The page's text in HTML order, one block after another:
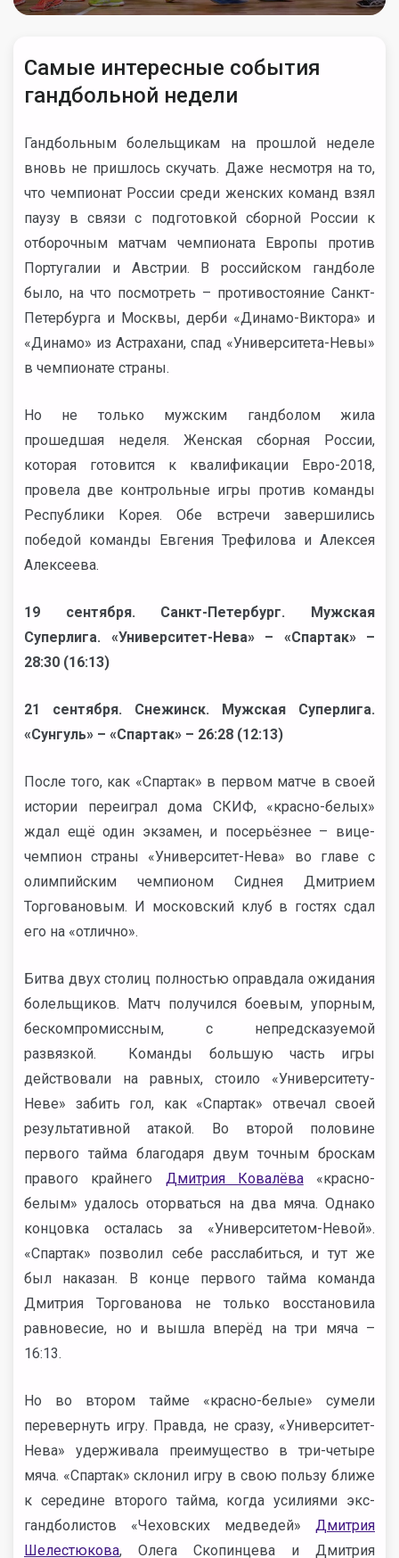
Самые интересные события
гандбольной недели
Гандбольным болельщикам на прошлой неделе
вновь не пришлось скучать. Даже несмотря на то,
что чемпионат России среди женских команд взял
паузу в связи с подготовкой сборной России к
отборочным матчам чемпионата Европы против
Португалии и Австрии. В российском гандболе
было, на что посмотреть – противостояние Санкт-
Петербурга и Москвы, дерби «Динамо-Виктора» и
«Динамо» из Астрахани, спад «Университета-Невы»
в чемпионате страны.
Но не только мужским гандболом жила
прошедшая неделя. Женская сборная России,
которая готовится к квалификации Евро-2018,
провела две контрольные игры против команды
Республики Корея. Обе встречи завершились
победой команды Евгения Трефилова и Алексея
Алексеева.
19 сентября. Санкт-Петербург. Мужская
Суперлига. «Университет-Нева» – «Спартак» –
28:30 (16:13)
21 сентября. Снежинск. Мужская Суперлига.
«Сунгуль» – «Спартак» – 26:28 (12:13)
После того, как «Спартак» в первом матче в своей
истории переиграл дома СКИФ, «красно-белых»
ждал ещё один экзамен, и посерьёзнее – вице-
чемпион страны «Университет-Нева» во главе с
олимпийским чемпионом Сиднея Дмитрием
Торговановым. И московский клуб в гостях сдал
его на «отлично».
Битва двух столиц полностью оправдала ожидания
болельщиков. Матч получился боевым, упорным,
бескомпромиссным, с непредсказуемой
развязкой. Команды большую часть игры
действовали на равных, стоило «Университету-
Неве» забить гол, как «Спартак» отвечал своей
результативной атакой. Во второй половине
первого тайма благодаря двум точным броскам
правого крайнего Дмитрия Ковалёва«красно-
белым» удалось оторваться на два мяча. Однако
концовка осталась за «Университетом-Невой».
«Спартак» позволил себе расслабиться, и тут же
был наказан. В конце первого тайма команда
Дмитрия Торгованова не только восстановила
равновесие, но и вышла вперёд на три мяча –
16:13.
Но во втором тайме «красно-белые» сумели
перевернуть игру. Правда, не сразу, «Университет-
Нева» удерживала преимущество в три-четыре
мяча. «Спартак» склонил игру в свою пользу ближе
к середине второго тайма, когда усилиями экс-
гандболистов «Чеховских медведей» Дмитрия
Шелестюкова, Олега Скопинцева и Дмитрия